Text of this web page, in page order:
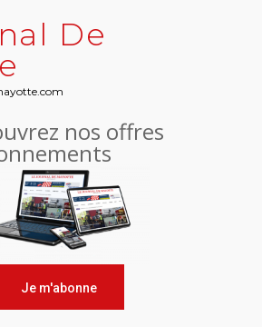
De
nos offres
Je m'abonne